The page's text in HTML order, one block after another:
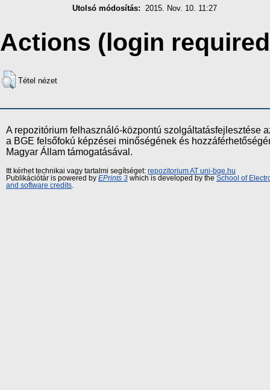
Utolsó módosítás: 2015. Nov. 10. 11:27
Actions (login
Tétel nézet
A repozitórium felhasználó-központú szolgáltatásfejlesztése
a BGE felsőfokú képzései minőségének és
Magyar Állam támogatásával.
Itt kérhet technikai vagy tartalmi segítséget: repozitorium AT uni-bge.hu
Publikációtár is powered by EPrints 3 which is developed by the School of
and software credits